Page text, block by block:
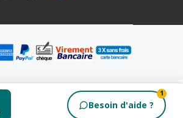
Besoin d'aide ?
1